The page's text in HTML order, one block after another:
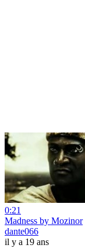
0:21
Madness by Mozinor
dante066
il y a 19 ans